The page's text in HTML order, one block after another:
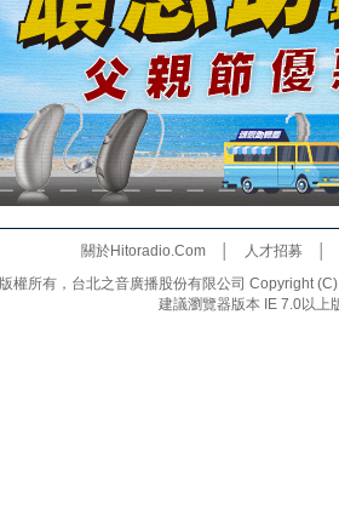
關於Hitoradio.Com│ 人才招募
版權所有，台北之音廣播股份有限公司 Copyright
建議瀏覽器版本 IE 7.0以上